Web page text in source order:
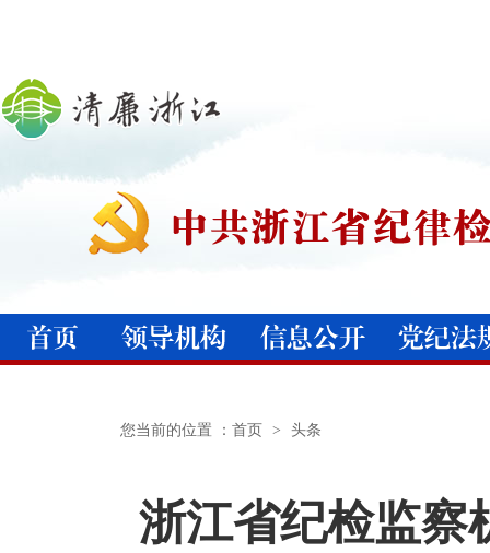
您当前的位置 ： 首页 > 头条
浙江省纪检监察